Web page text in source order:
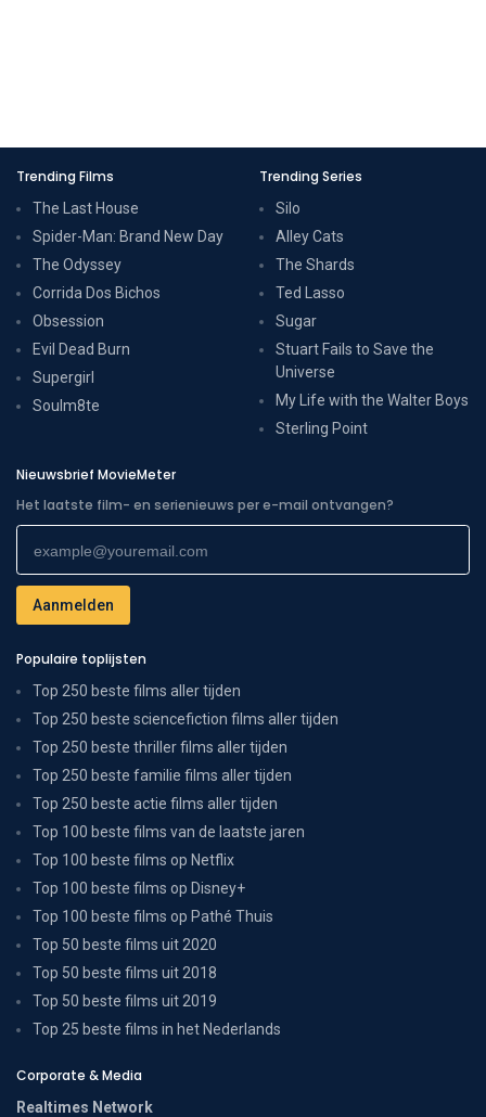
Trending Films
The Last House
Spider-Man: Brand New Day
The Odyssey
Corrida Dos Bichos
Obsession
Evil Dead Burn
Supergirl
Soulm8te
Trending Series
Silo
Alley Cats
The Shards
Ted Lasso
Sugar
Stuart Fails to Save the
Universe
My Life with the Walter Boys
Sterling Point
Nieuwsbrief MovieMeter
Het laatste film- en serienieuws per e-mail ontvangen?
Populaire toplijsten
Top 250 beste films aller tijden
Top 250 beste sciencefiction films aller tijden
Top 250 beste thriller films aller tijden
Top 250 beste familie films aller tijden
Top 250 beste actie films aller tijden
Top 100 beste films van de laatste jaren
Top 100 beste films op Netflix
Top 100 beste films op Disney+
Top 100 beste films op Pathé Thuis
Top 50 beste films uit 2020
Top 50 beste films uit 2018
Top 50 beste films uit 2019
Top 25 beste films in het Nederlands
Corporate & Media
Realtimes Network